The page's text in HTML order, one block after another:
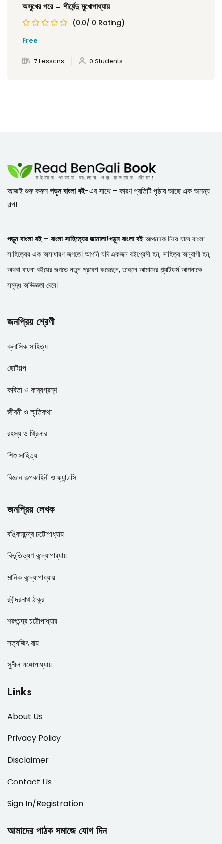
অসুখের পরে – শীর্ষেন্দু মুখোপাধ্যায়
(0.0/ 0 Rating)
Free
7 Lessons 0 Students
আজই শুরু করুনপড়ুন বাংলা বই-এর সাথে – কারণ প্রতিটি পৃষ্ঠায় আছে এক অনন্য
গল্প!
পড়ুন বাংলা বই – বাংলা সাহিত্যের জানালা!পড়ুন বাংলা বইআপনাকে নিয়ে যাবে বাংলা
সাহিত্যের এক অসাধারণ জগতে। আপনি যদি একজন বইপ্রেমী হন, সাহিত্য অনুরাগী হন,
অথবা বাংলা বইয়ের জগতে নতুন প্রবেশ করেছেন, তাহলে আমাদের প্ল্যাটফর্ম আপনাকে
সমৃদ্ধ অভিজ্ঞতা দেবে।
জনপ্রিয় শ্রেণী
ক্লাসিক সাহিত্য
ছোটগল্প
কবিতা ও কাব্যগ্রন্থ
জীবনী ও স্মৃতিকথা
রহস্য ও থ্রিলার
শিশু সাহিত্য
বিজ্ঞান কল্পকাহিনী ও ফ্যান্টাসি
জনপ্রিয় লেখক
বঙ্কিমচন্দ্র চট্টোপাধ্যায়
বিভূতিভূষণ বন্দ্যোপাধ্যায়
মানিক বন্দ্যোপাধ্যায়
রবীন্দ্রনাথ ঠাকুর
শরৎচন্দ্র চট্টোপাধ্যায়
সত্যজিৎ রায়
সুনীল গঙ্গোপাধ্যায়
Links
About Us
Privacy Policy
Disclaimer
Contact Us
Sign In/Registration
আমাদের পাঠক সমাজে যোগ দিন